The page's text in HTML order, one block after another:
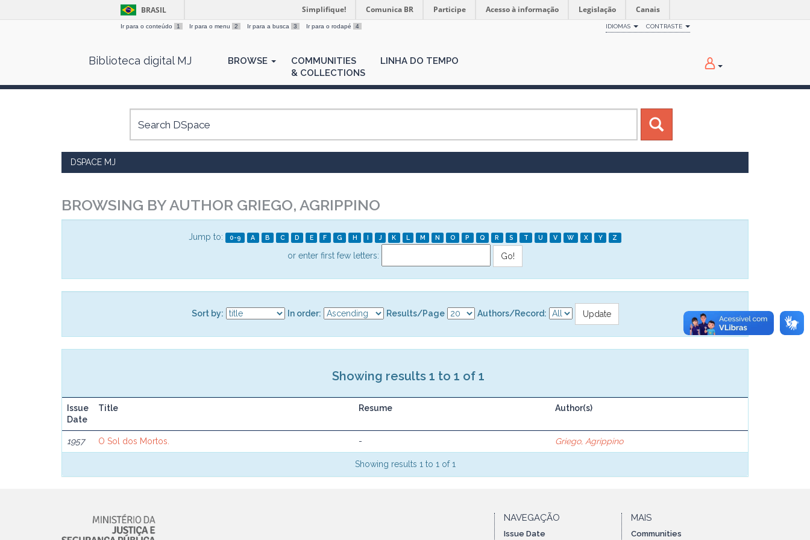
BRASIL Simplifique! Comunica BR Participe Acesso à informação Legislação Canais
Ir para o conteúdo 1 Ir para o menu 2 Ir para a busca 3 Ir para o rodapé 4 IDIOMAS CONTRASTE
Biblioteca digital MJ BROWSE
COMMUNITIES
& COLLECTIONS
LINHA DO TEMPO
DSPACE MJ
BROWSING BY AUTHOR GRIEGO, AGRIPPINO
Jump to: 0-9 A B C D E F G H I J K L M N O P Q R S T U V W X Y Z
or enter first few letters:
Sort by: In order: Results/Page Authors/Record:
Showing results 1 to 1 of 1
Issue
Date
Title Resume Author(s)
1957 O Sol dos Mortos. - Griego, Agrippino
Showing results 1 to 1 of 1
NAVEGAÇÃO
Issue Date
MAIS
Communities